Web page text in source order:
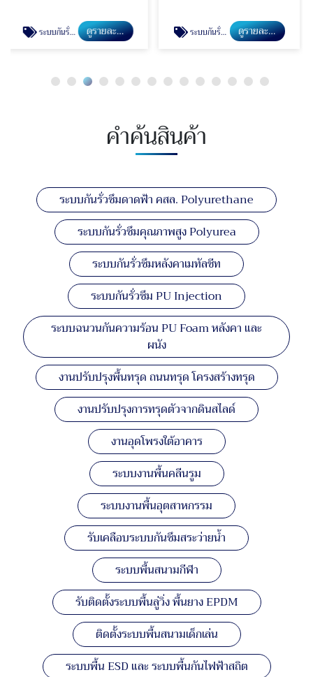
ดูรายละเอียด ระบบกันรั่วซึมหลังคาเมทัลชีท ดูรายละเอียด ระบบกันรั่วซึม PU Injection
คำค้นสินค้า
ระบบกันรั่วซึมดาดฟ้า คสล. Polyurethane
ระบบกันรั่วซึมคุณภาพสูง Polyurea
ระบบกันรั่วซึมหลังคาเมทัลชีท
ระบบกันรั่วซึม PU Injection
ระบบฉนวนกันความร้อน PU Foam หลังคา และ
ผนัง
งานปรับปรุงพื้นทรุด ถนนทรุด โครงสร้างทรุด
งานปรับปรุงการทรุดตัวจากดินสไลด์
งานอุดโพรงใต้อาคาร
ระบบงานพื้นคลีนรูม
ระบบงานพื้นอุตสาหกรรม
รับเคลือบระบบกันซึมสระว่ายน้ำ
ระบบพื้นสนามกีฬา
รับติดตั้งระบบพื้นลู่วิ่ง พื้นยาง EPDM
ติดตั้งระบบพื้นสนามเด็กเล่น
ระบบพื้น ESD และ ระบบพื้นกันไฟฟ้าสถิต